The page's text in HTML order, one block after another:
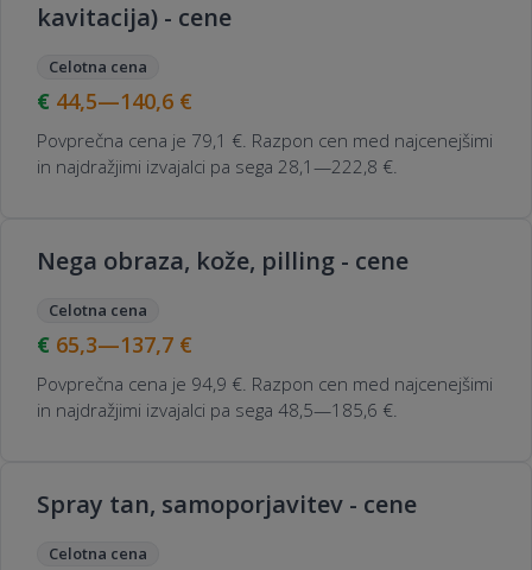
kavitacija) - cene
Celotna cena
44,5—140,6 €
Povprečna cena je 79,1 €. Razpon cen med najcenejšimi
in najdražjimi izvajalci pa sega 28,1—222,8 €.
Nega obraza, kože, pilling - cene
Celotna cena
65,3—137,7 €
Povprečna cena je 94,9 €. Razpon cen med najcenejšimi
in najdražjimi izvajalci pa sega 48,5—185,6 €.
Spray tan, samoporjavitev - cene
Celotna cena